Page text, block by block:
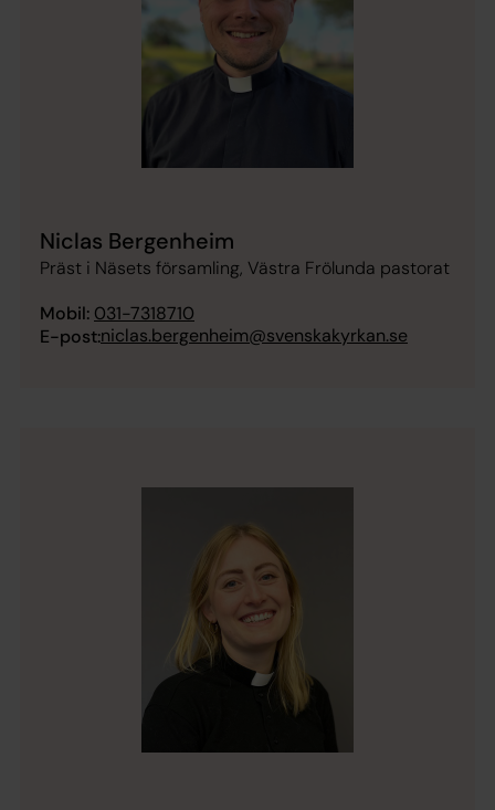
Niclas Bergenheim
Präst i Näsets församling, Västra Frölunda pastorat
Mobil: 031-7318710
E-post:niclas.bergenheim@svenskakyrkan.se